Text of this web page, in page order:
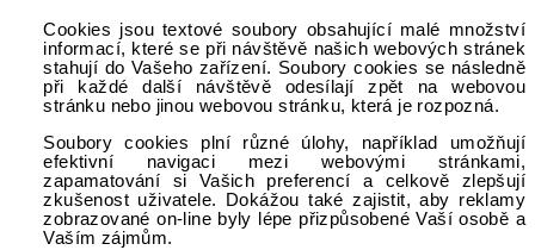
Cookies jsou textové soubory obsahující malé množství
informací, které se při návštěvě našich webových stránek
stahují do Vašeho zařízení. Soubory cookies se následně
při každé další návštěvě odesílají zpět na webovou
stránku nebo jinou webovou stránku, která je rozpozná.
Soubory cookies plní různé úlohy, například umožňují
efektivní navigaci mezi webovými stránkami,
zapamatování si Vašich preferencí a celkově zlepšují
zkušenost uživatele. Dokážou také zajistit, aby reklamy
zobrazované on-line byly lépe přizpůsobené Vaší osobě a
Vaším zájmům.